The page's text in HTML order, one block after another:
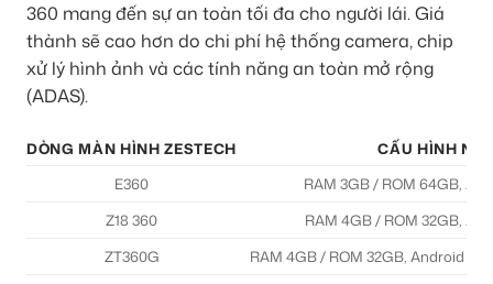
360 mang đến sự an toàn tối đa cho người lái. Giá
thành sẽ cao hơn do chi phí hệ thống camera, chip
xử lý hình ảnh và các tính năng an toàn mở rộng
(ADAS).
DÒNG MÀN HÌNH ZESTECH
CẤU HÌNH
E360
RAM 3GB / ROM 64GB,
Z18 360
RAM 4GB / ROM 32GB,
ZT360G
RAM 4GB / ROM 32GB, Android